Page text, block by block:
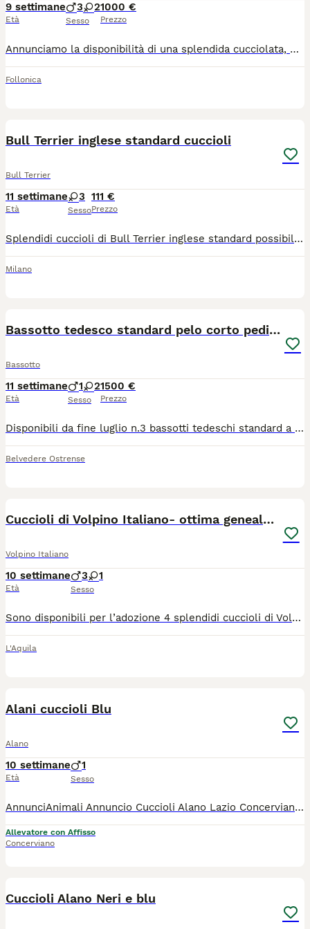
9 settimane
Età
3 2
Sesso
1000 €
Prezzo
Annunciamo la disponibilità di una splendida cucciolata, nata e allevata in ambiente domestico in provincia di Grosseto. I cuccioli saranno pronti per raggiungere le nuove famiglie nel mese di Agosto. 🐾 I Cuccioli Disponibili 2 Maschi Nero Focato 🖤 1 Maschio Fulvo 🧡 2 Femmine fulve 🧡 🏆 I Genitori Padre: Campione Italiano di Bellezza (ENCI). Madre: allevata in contesto puramente familiare, ottimo carattere ed equilibrio. 🩺 Salute e Garanzie I cuccioli crescono in un contesto ricco di stimoli e a costante contatto con bambini. Verranno ceduti con: Microchip Pedigree ENCI Primi vaccini e sverminazioni Certificato veterinario di buona salute Kit pappa 🏡 Selezione delle famiglie Si richiede massima serietà. Cerchiamo persone realmente interessate e pronte ad assumersi la responsabilità di un nuovo membro della famiglia. Non si risponde a messaggi anonimi o di sola richiesta prezzo.
Follonica
Bull Terrier inglese standard cuccioli
Bull Terrier
11 settimane
Età
3
Sesso
111 €
Prezzo
Splendidi cuccioli di Bull Terrier inglese standard possibilità di trasporto in tutta Italia Cuccioli con tutta la documentazione Pedigree ENCI libretto sanitario 2 vaccini microchip ciclo vermifugo completo kit cucciolo e certificato di buona salute Per altre info contattatemi
Milano
Bassotto tedesco standard pelo corto pedigree ENCI
Bassotto
11 settimane
Età
1 2
Sesso
1500 €
Prezzo
Disponibili da fine luglio n.3 bassotti tedeschi standard a pelo corto. N.1 maschio nero focato N.1 femmina nera focata N.1 femmina arlecchina nera focata Padre Eridanus Imperial Squad neo giovane campione italiano di bellezza. Madre Whispering Hope Gang della Parda. Pedigree visionabili. Genitori con campione biologico depositato, verranno ceduti con pedigree ENCI, vaccinazioni, sverminazioni, certificato di buona salute e puppy kit
Belvedere Ostrense
Cuccioli di Volpino Italiano- ottima genealogia
Volpino Italiano
10 settimane
Età
3 1
Sesso
Sono disponibili per l’adozione 4 splendidi cuccioli di Volpino Italiano, dal manto bianco candido e dal carattere eccezionale. I piccoli provengono da genitori selezionati, entrambi iscritti regolarmente all’ENCI, sinonimo di garanzia, salute e rispetto rigoroso dello standard di razza. Cresciuti in ambiente familiare, i cuccioli sono socievoli, vivaci e pronti a portare gioia nelle loro nuove case. Il Volpino Italiano è un compagno di vita straordinario: intelligente, leale e di una bellezza unica. Questi cuccioli sono ideali sia per la vita in appartamento che per chi cerca un amico a quattro zampe sempre presente e affettuoso. Vengono ceduti dopo lo svezzamento, con i controlli veterinari necessari. Siamo alla ricerca di famiglie consapevoli e amorevoli che sappiano accogliere questi piccoli con la cura che meritano. Per maggiori informazioni, conoscere i genitori o fissare un incontro conoscitivo, non esitare a contattarmi. Sarò lieto di rispondere a ogni tua domanda e di farti conoscere di persona la cucciolata.
L'Aquila
Alani cuccioli Blu
Alano
10 settimane
Età
1
Sesso
AnnunciAnimali Annuncio Cuccioli Alano Lazio Concerviano ... 5 settimane Età 1 Sesso Cuccioli Alani Blu Alano 1 settimana Concerviano Messaggio Mostra numero di telefono Risposte entro 1 ora Descrizione CUCCIOLI DI ALANO BLU E NERI CON PEDIGREE ENCI L'Allevamento Du Cuir D'Arabie è lieto di presentare una splendida cucciolata di Alani Blu e Neri, disponibili per famiglie e appassionati della razza che desiderano un compagno elegante, equilibrato e dal carattere straordinariamente affettuoso. I cuccioli sono allevati con la massima cura, crescono in un ambiente familiare e vengono seguiti quotidianamente per garantire una corretta socializzazione e uno sviluppo armonioso. Saranno ceduti con: • Pedigree ENCI • Microchip • Vaccinazioni in regola • Sverminazioni effettuate • Libretto sanitario • Certificato di buona salute veterinaria I genitori sono selezionati per tipicità, carattere e salute, nel rispetto dello standard della razza. L'Alano è conosciuto come il "gigante buono": un cane maestoso, fedele e profondamente legato alla propria famiglia, ideale per chi cerca un compagno equilibrato e affettuoso. È possibile ricevere ulteriori fotografie, video e informazioni sui cuccioli e sui genitori contattando direttamente l'Allevamento Du Cuir D'Arabie. Solo contatti seri e realmente interessati. Allevamento Du Cuir D'Arabie
Allevatore con Affisso
Concerviano
Cuccioli Alano Neri e blu